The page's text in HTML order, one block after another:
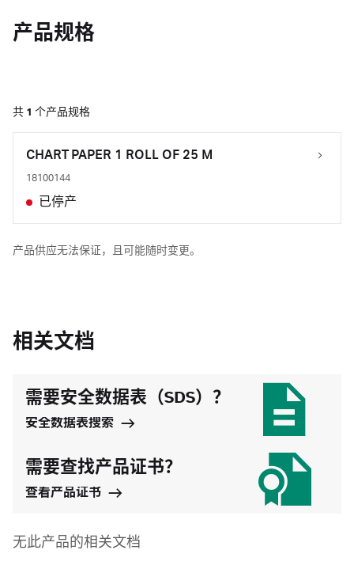
产品规格
共 1 个产品规格
CHART PAPER 1 ROLL OF 25 M
18100144
已停产
产品供应无法保证，且可能随时变更。
相关文档
需要安全数据表（SDS）？
安全数据表搜索
需要查找产品证书？
查看产品证书
无此产品的相关文档